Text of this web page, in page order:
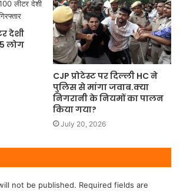
देशी
लोग
CJP प्रोटेस्ट पर दिल्ली HC ने
पुलिस से मांगा जवाब.क्या
निगरानी के नियमों का पालन
किया गया?
July 20, 2026
not be published. Required fields are